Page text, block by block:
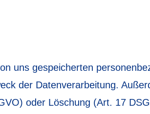
uns gespeicherten
der Datenverarbeitung.
oder Löschung (Art. 17